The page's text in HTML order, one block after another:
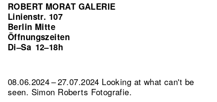
ROBERT MORAT GALERIE
Linienstr. 107
Berlin Mitte
Öffnungszeiten
Di–Sa 12–18h
08.06.2024 – 27.07.2024 Looking at what can't be
seen. Simon Roberts Fotografie.